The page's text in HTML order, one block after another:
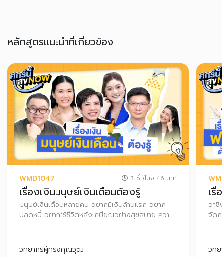
หลักสูตรแนะนำที่เกี่ยวข้อง
WMD1047 3 ชั่วโมง 46 นาที
เรื่องเงินมนุษย์เงินเดือนต้องรู้
มนุษย์เงินเดือนหลายคน อยากมีเงินล้านแรก อยาก
ปลดหนี้ อยากใช้ชีวิตหลังเกษียณอย่างสุขสบาย ความ
พร้อมพัฒนาทักษะการเงินของตัวเองไปด้วย
วิทยากรผู้ทรงคุณวุฒิ
เ
อา
จัดก
จึง
วิท